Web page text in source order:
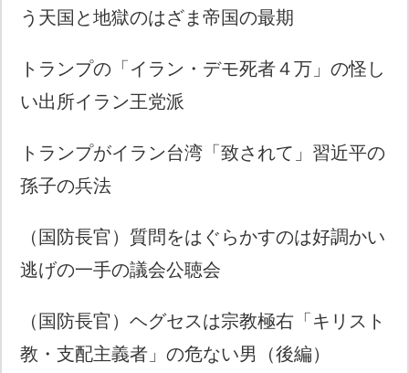
う天国と地獄のはざま帝国の最期
トランプの「イラン・デモ死者４万」の怪し
い出所イラン王党派
トランプがイラン台湾「致されて」習近平の
孫子の兵法
（国防長官）質問をはぐらかすのは好調かい
逃げの一手の議会公聴会
（国防長官）ヘグセスは宗教極右「キリスト
教・支配主義者」の危ない男（後編）